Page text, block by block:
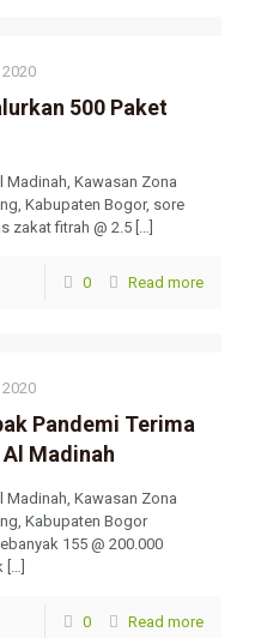
2020
500 Paket
Kawasan Zona
Kabupaten Bogor, sore
zakat fitrah @ 2.5 […]
0 Read more
2020
Pandemi Terima
Madinah
Kawasan Zona
Kabupaten Bogor
155 @ 200.000
[…]
0 Read more